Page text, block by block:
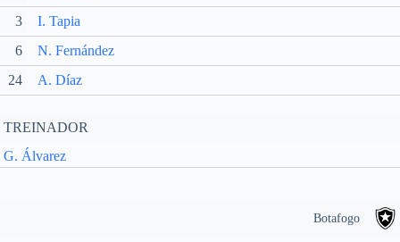
3
I. Tapia
6
N. Fernández
24
A. Díaz
TREINADOR
G. Álvarez
Botafogo